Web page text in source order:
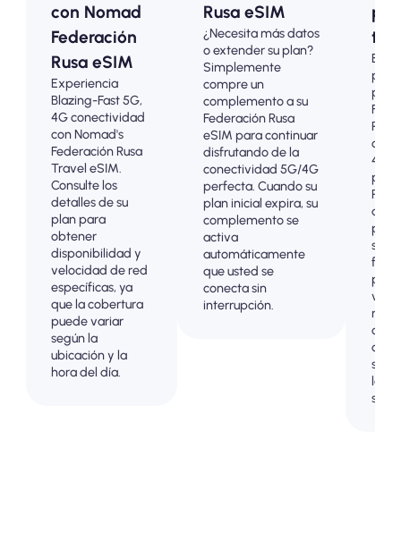
con Nomad
Federación
Rusa eSIM
Experiencia
Blazing-Fast 5G,
4G conectividad
con Nomad's
Federación Rusa
Travel eSIM.
Consulte los
detalles de su
plan para
obtener
disponibilidad y
velocidad de red
específicas, ya
que la cobertura
puede variar
según la
ubicación y la
hora del día.
Rusa eSIM
¿Necesita más datos
o extender su plan?
Simplemente
compre un
complemento a su
Federación Rusa
eSIM para continuar
disfrutando de la
conectividad 5G/4G
perfecta. Cuando su
plan inicial expira, su
complemento se
activa
automáticamente
que usted se
conecta sin
interrupción.
Elija
4G/
viaje
los
sus